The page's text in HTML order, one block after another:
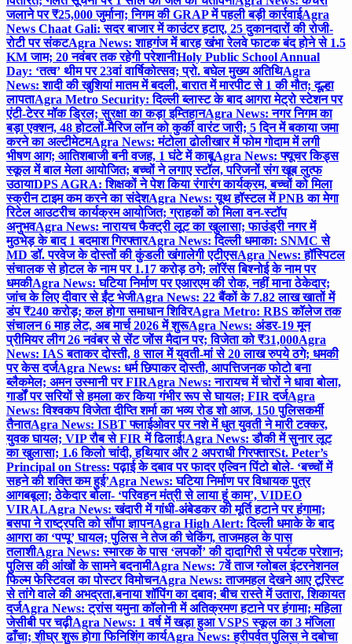
जलाने पर ₹25,000 जुर्माना; निगम की GRAP में पहली बड़ी कार्रवाईAgra
News Chaat Gali: सदर बाजार में काउंटर हटाए, 25 दुकानदारों की रोजी-
रोटी पर संकटAgra News: शाहगंज में बारह खंभा रेलवे फाटक बंद होने से 1.5
KM जाम; 20 नवंबर तक रहेगी परेशानीHoly Public School Annual
Day: ‘तत्व’ थीम पर 23वां वार्षिकोत्सव; प्रो. बघेल मुख्य अतिथिAgra
News: शादी की खुशियां मातम में बदली, बारात में मारपीट से 1 की मौत; दूल्हा
लापताAgra Metro Security: दिल्ली ब्लास्ट के बाद आगरा मेट्रो स्टेशन पर
एंटी-टेरर मॉक ड्रिल; सुरक्षा का कड़ा इम्तिहानAgra News: नगर निगम का
बड़ा एक्शन, 48 होटलों-मैरिज लॉन को कुर्की वारंट जारी; 5 दिन में बकाया जमा
करने का अल्टीमेटमAgra News: मंटोला ढोलीखार में फोम गोदाम में लगी
भीषण आग; आतिशबाजी बनी वजह, 1 घंटे में काबूAgra News: फ्यूचर किड्स
स्कूल में बाल मेला आयोजित; बच्चों ने लगाए स्टॉल, परिजनों संग खूब लुत्फ
उठायाDPS AGRA: शिक्षकों ने पेश किया रंगारंग कार्यक्रम, बच्चों को मिला
स्क्रीन टाइम कम करने का संदेशAgra News: यूथ हॉस्टल में PNB का मेगा
रिटेल आउटरीच कार्यक्रम आयोजित; ग्राहकों को मिला वन-स्टॉप
अनुभवAgra News: नारायच फैक्ट्री लूट का खुलासा; फाउंड्री नगर में
मुठभेड़ के बाद 1 बदमाश गिरफ्तारAgra News: दिल्ली धमाका: SNMC से
MD डॉ. परवेज के दोस्तों की कुंडली खंगालेगी एटीएसAgra News: हॉस्पिटल
संचालक से होटल के नाम पर 1.17 करोड़ ठगे; लॉरेंस बिश्नोई के नाम पर
धमकीAgra News: घटिया निर्माण पर एआरएम की रोक, नहीं माना ठेकेदार;
जांच के लिए दीवार से ईंट भेजीAgra News: 22 बैंकों के 7.82 लाख खातों में
डंप ₹240 करोड़; कल होगा समाधान शिविरAgra Metro: RBS कॉलेज तक
संचालन 6 माह लेट, अब मार्च 2026 में शुरूAgra News: अंडर-19 मून
प्रीमियर लीग 26 नवंबर से सेंट जोंस मैदान पर; विजेता को ₹31,000Agra
News: IAS बताकर दोस्ती, 8 साल में युवती-मां से 20 लाख रुपये ठगे; धमकी
पर केस दर्जAgra News: धर्म छिपाकर दोस्ती, आपत्तिजनक फोटो बना
ब्लैकमेल; अमन उस्मानी पर FIRAgra News: नारायच में चोरों ने धावा बोला,
गार्डों पर सरियों से हमला कर किया गंभीर रूप से घायल; FIR दर्जAgra
News: विश्वकप विजेता दीप्ति शर्मा का भव्य रोड शो आज, 150 पुलिसकर्मी
तैनातAgra News: ISBT फ्लाईओवर पर नशे में धुत युवती ने मारी टक्कर,
युवक घायल; VIP रौब से FIR में ढिलाई!Agra News: डौकी में सुनार लूट
का खुलासा; 1.6 किलो चांदी, हथियार और 2 अपराधी गिरफ्तारSt. Peter’s
Principal on Stress: पढ़ाई के दबाव पर फादर एल्विन पिंटो बोले- ‘बच्चों में
सहने की शक्ति कम हुई’Agra News: घटिया निर्माण पर विधायक पुत्र
आगबबूला; ठेकेदार बोला- ‘परिवहन मंत्री से लाया हूं काम’, VIDEO
VIRALAgra News: खंदारी में गांधी-अंबेडकर की मूर्ति हटाने पर हंगामा;
बसपा ने राष्ट्रपति को सौंपा ज्ञापनAgra High Alert: दिल्ली धमाके के बाद
आगरा का ‘पप्पू’ घायल; पुलिस ने तेज की चेकिंग, ताजमहल के पास
तलाशीAgra News: स्मारक के पास ‘लपकों’ की दादागिरी से पर्यटक परेशान;
पुलिस की आंखों के सामने बदनामीAgra News: 7वें ताज ग्लोबल इंटरनेशनल
फिल्म फेस्टिवल का पोस्टर विमोचनAgra News: ताजमहल देखने आए टूरिस्ट
से तांगे वाले की अभद्रता,बनाया शॉपिंग का दबाव; बीच रास्ते में उतारा, शिकायत
दर्जAgra News: ट्रांस यमुना कॉलोनी में अतिक्रमण हटाने पर हंगामा; महिला
जेसीबी पर चढ़ीAgra News: 1 वर्ष में खड़ा हुआ VSPS स्कूल का 3 मंजिला
ढाँचा; शीघ्र शुरू होगा फिनिशिंग कार्यAgra News: हरीपर्वत पुलिस ने दबोचा